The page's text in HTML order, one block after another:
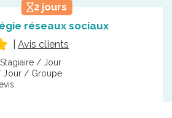
2 jours
réseaux sociaux
Avis clients
/ Jour
Jour / Groupe